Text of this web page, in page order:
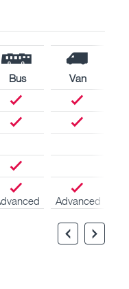
Bus
Van
Advanced